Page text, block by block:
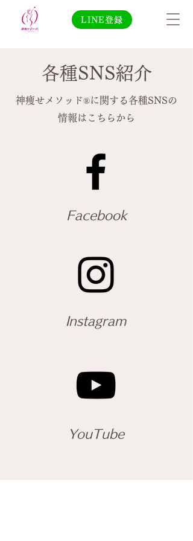
LINE登録
​各種SNS紹介
神痩せメソッド®に関する各種SNSの
情報はこちらから
​Facebook
Instagram
YouTube